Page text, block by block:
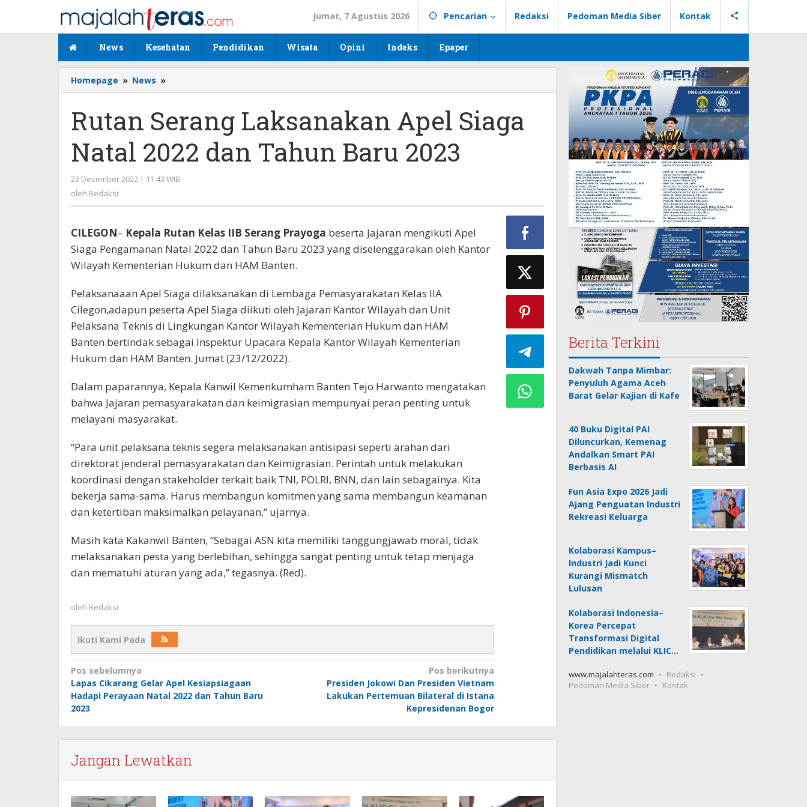
konten
Jumat, 7 Agustus 2026 Pencarian Redaksi Pedoman Media Siber Kontak
News Kesehatan Pendidikan Wisata Opini Indeks Epaper
Homepage » News »
Serang
Apel
Siaga
Natal
2022
Tahun
2023
Rutan Serang Laksanakan Apel Siaga
Natal 2022 dan Tahun Baru 2023
23 Desember 2022 | 11:43 WIB
oleh Redaksi
CILEGON– Kepala Rutan Kelas IIB Serang Prayoga beserta Jajaran mengikuti Apel
Siaga Pengamanan Natal 2022 dan Tahun Baru 2023 yang diselenggarakan oleh Kantor
Wilayah Kementerian Hukum dan HAM Banten.
Pelaksanaaan Apel Siaga dilaksanakan di Lembaga Pemasyarakatan Kelas IIA
Cilegon,adapun peserta Apel Siaga diikuti oleh Jajaran Kantor Wilayah dan Unit
Pelaksana Teknis di Lingkungan Kantor Wilayah Kementerian Hukum dan HAM
Banten.bertindak sebagai Inspektur Upacara Kepala Kantor Wilayah Kementerian
Hukum dan HAM Banten. Jumat (23/12/2022).
Dalam paparannya, Kepala Kanwil Kemenkumham Banten Tejo Harwanto mengatakan
bahwa Jajaran pemasyarakatan dan keimigrasian mempunyai peran penting untuk
melayani masyarakat.
“Para unit pelaksana teknis segera melaksanakan antisipasi seperti arahan dari
direktorat jenderal pemasyarakatan dan Keimigrasian. Perintah untuk melakukan
koordinasi dengan stakeholder terkait baik TNI, POLRI, BNN, dan lain sebagainya. Kita
bekerja sama-sama. Harus membangun komitmen yang sama membangun keamanan
dan ketertiban maksimalkan pelayanan,” ujarnya.
Masih kata Kakanwil Banten, “Sebagai ASN kita memiliki tanggungjawab moral, tidak
melaksanakan pesta yang berlebihan, sehingga sangat penting untuk tetap menjaga
dan mematuhi aturan yang ada,” tegasnya. (Red).
oleh Redaksi
Ikuti Kami Pada
Navigasi
pos
Pos sebelumnya
Lapas Cikarang Gelar Apel Kesiapsiagaan
Hadapi Perayaan Natal 2022 dan Tahun Baru
2023
Pos berikutnya
Presiden Jokowi Dan Presiden Vietnam
Lakukan Pertemuan Bilateral di Istana
Kepresidenan Bogor
Jangan Lewatkan
Berita Terkini
Dakwah Tanpa Mimbar:
Penyuluh Agama Aceh
Barat Gelar Kajian di Kafe
40 Buku Digital PAI
Diluncurkan, Kemenag
Andalkan Smart PAI
Berbasis AI
Fun Asia Expo 2026 Jadi
Ajang Penguatan Industri
Rekreasi Keluarga
Kolaborasi Kampus–
Industri Jadi Kunci
Kurangi Mismatch
Lulusan
Kolaborasi Indonesia–
Korea Percepat
Transformasi Digital
Pendidikan melalui KLIC…
www.majalahteras.com
Redaksi
Pedoman Media Siber
Kontak